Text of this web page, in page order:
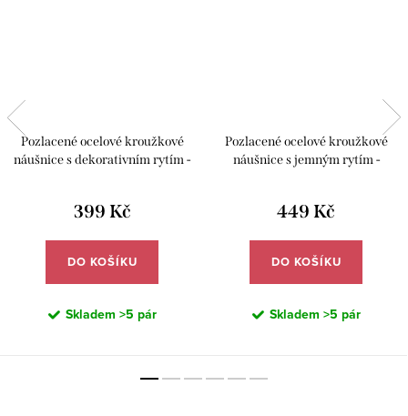
Pozlacené ocelové kroužkové
náušnice s dekorativním rytím -
399 Kč
DO KOŠÍKU
Skladem >5 pár
Pozlacené ocelové kroužkové
náušnice s jemným rytím -
449 Kč
DO KOŠÍKU
Skladem >5 pár